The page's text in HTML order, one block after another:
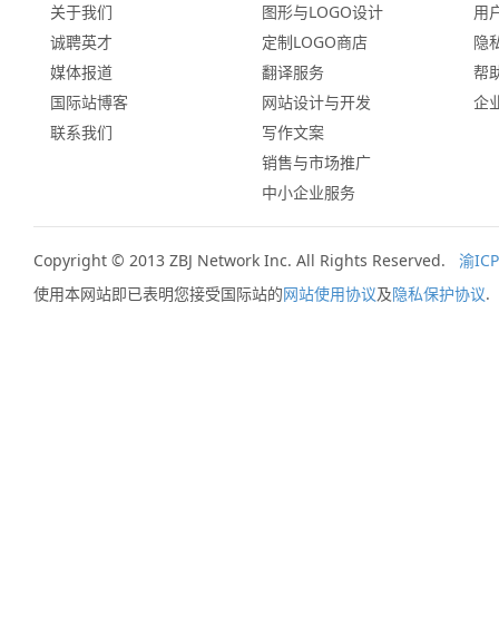
关于我们
诚聘英才
媒体报道
国际站博客
联系我们
图形与LOGO设计
定制LOGO商店
翻译服务
网站设计与开发
写作文案
销售与市场推广
中小企业服务
用
隐
帮
企
Copyright © 2013 ZBJ Network Inc. All Rights Reserved. 渝
使用本网站即已表明您接受国际站的网站使用协议及隐私保护协议.